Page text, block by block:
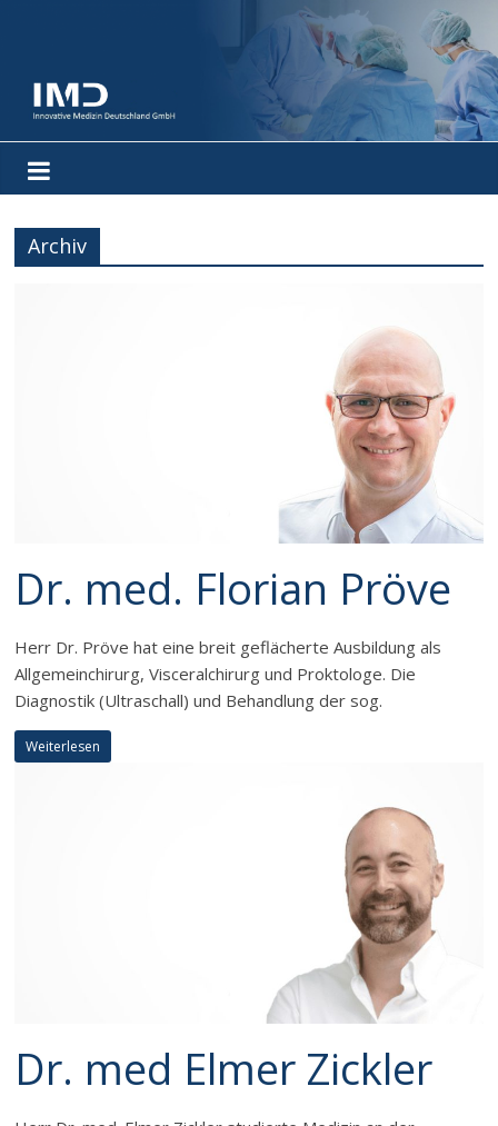
Archiv
Dr. med. Florian Pröve
Herr Dr. Pröve hat eine breit geflächerte Ausbildung als
Allgemeinchirurg, Visceralchirurg und Proktologe. Die
Diagnostik (Ultraschall) und Behandlung der sog.
Weiterlesen
Dr. med Elmer Zickler